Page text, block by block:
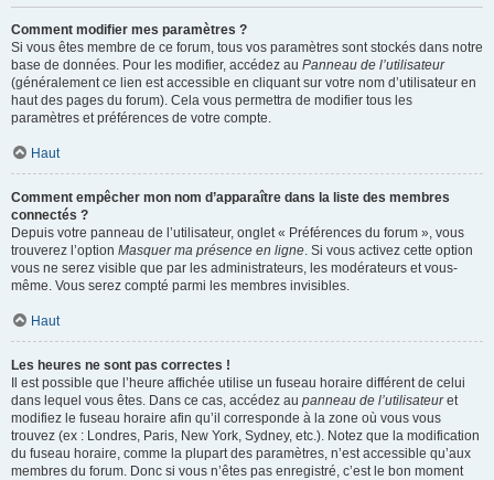
Comment modifier mes paramètres ?
Si vous êtes membre de ce forum, tous vos paramètres sont stockés dans notre
base de données. Pour les modifier, accédez au Panneau de l’utilisateur
(généralement ce lien est accessible en cliquant sur votre nom d’utilisateur en
haut des pages du forum). Cela vous permettra de modifier tous les
paramètres et préférences de votre compte.
Haut
Comment empêcher mon nom d’apparaître dans la liste des membres
connectés ?
Depuis votre panneau de l’utilisateur, onglet « Préférences du forum », vous
trouverez l’option Masquer ma présence en ligne. Si vous activez cette option
vous ne serez visible que par les administrateurs, les modérateurs et vous-
même. Vous serez compté parmi les membres invisibles.
Haut
Les heures ne sont pas correctes !
Il est possible que l’heure affichée utilise un fuseau horaire différent de celui
dans lequel vous êtes. Dans ce cas, accédez au panneau de l’utilisateuret
modifiez le fuseau horaire afin qu’il corresponde à la zone où vous vous
trouvez (ex : Londres, Paris, New York, Sydney, etc.). Notez que la modification
du fuseau horaire, comme la plupart des paramètres, n’est accessible qu’aux
membres du forum. Donc si vous n’êtes pas enregistré, c’est le bon moment